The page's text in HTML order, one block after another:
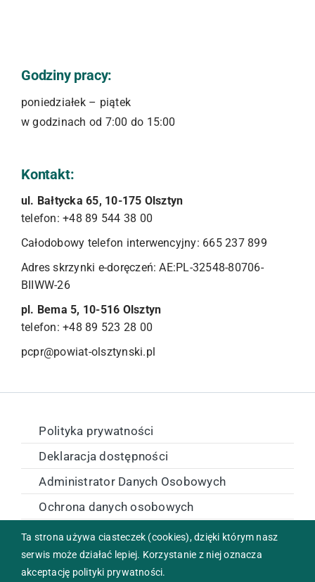
Godziny pracy:
poniedziałek – piątek
w godzinach od 7:00 do 15:00
Kontakt:
ul. Bałtycka 65, 10-175 Olsztyn
telefon: +48 89 544 38 00
Całodobowy telefon interwencyjny: 665 237 899
Adres skrzynki e-doręczeń: AE:PL-32548-80706-
BIIWW-26
pl. Bema 5, 10-516 Olsztyn
telefon: +48 89 523 28 00
pcpr@powiat-olsztynski.pl
Polityka prywatności
Deklaracja dostępności
Administrator Danych Osobowych
Ochrona danych osobowych
Zamówienia publiczne
Copyright © 2024 Powiatowe Centrum Pomocy Rodzinie w
Ta strona używa ciasteczek (cookies), dzięki którym nasz
serwis może działać lepiej. Korzystanie z niej oznacza
akceptację polityki prywatności.